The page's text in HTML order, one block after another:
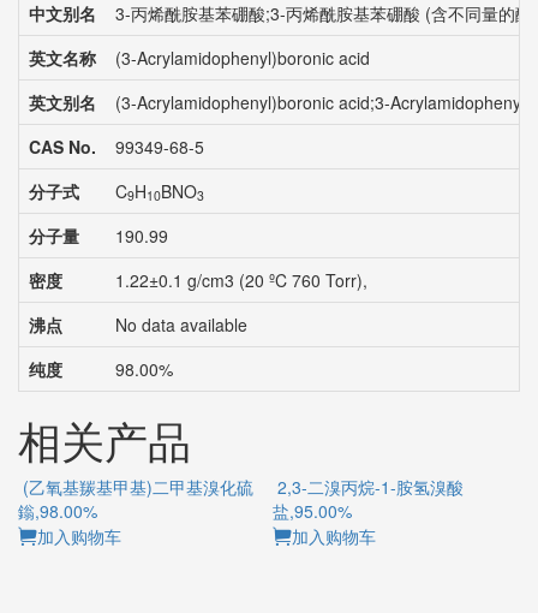
中文别名
3-丙烯酰胺基苯硼酸;3-丙烯酰胺基苯硼酸 (含不同量的
英文名称
(3-Acrylamidophenyl)boronic acid
英文别名
(3-Acrylamidophenyl)boronic acid;3-
CAS No.
99349-68-5
分子式
C9H10BNO3
分子量
190.99
密度
1.22±0.1 g/cm3 (20 ºC 760 Torr),
沸点
No data available
纯度
98.00%
相关产品
(乙氧基羰基甲基)二甲基溴化硫
鎓,98.00%
加入购物车
2,3-二溴丙烷-1-胺氢溴酸
盐,95.00%
加入购物车